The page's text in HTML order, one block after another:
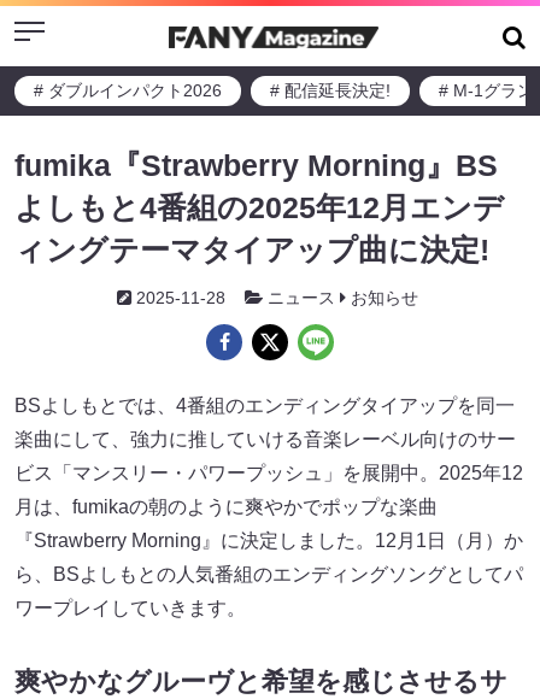
Menu
# ダブルインパクト2026 # 配信延長決定! # M-1グラン
fumika『Strawberry Morning』BS
よしもと4番組の2025年12月エンデ
ィングテーマタイアップ曲に決定!
2025-11-28 ニュース お知らせ
BSよしもとでは、4番組のエンディングタイアップを同一
楽曲にして、強力に推していける音楽レーベル向けのサー
ビス「マンスリー・パワープッシュ」を展開中。2025年12
月は、fumikaの朝のように爽やかでポップな楽曲
『Strawberry Morning』に決定しました。12月1日（月）か
ら、BSよしもとの人気番組のエンディングソングとしてパ
ワープレイしていきます。
爽やかなグルーヴと希望を感じさせるサ